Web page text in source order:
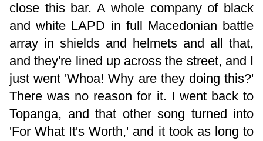
close this bar. A whole company of black
and white LAPD in full Macedonian battle
array in shields and helmets and all that,
and they're lined up across the street, and I
just went 'Whoa! Why are they doing this?'
There was no reason for it. I went back to
Topanga, and that other song turned into
'For What It's Worth,' and it took as long to